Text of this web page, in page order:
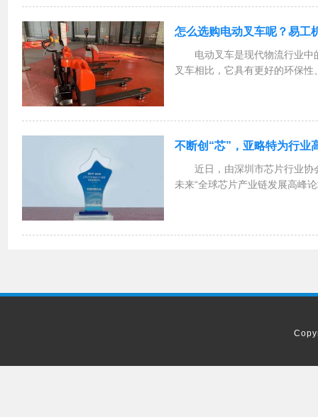
怎么选购电动叉车呢？易工
电动叉车是现代物流行业
叉车相比，它具有更好的环保
不断创“芯”，亚略特为行业
近日，由深圳市芯片行业协
未来“全球芯片产业链发展高峰